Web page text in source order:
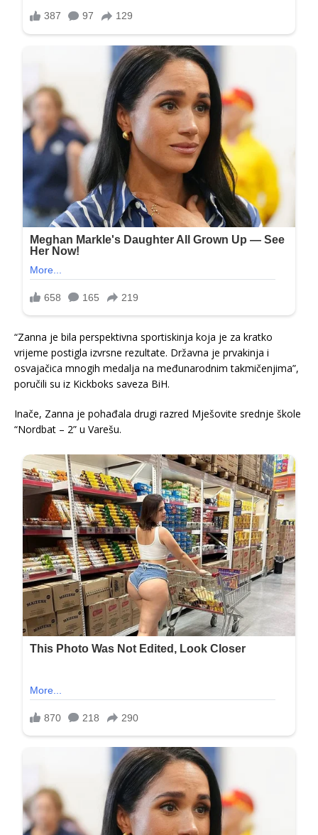
“Zanna je bila perspektivna sportiskinja koja je za kratko
vrijeme postigla izvrsne rezultate. Državna je prvakinja i
osvajačica mnogih medalja na međunarodnim takmičenjima”,
poručili su iz Kickboks saveza BiH.
Inače, Zanna je pohađala drugi razred Mješovite srednje škole
“Nordbat – 2” u Varešu.